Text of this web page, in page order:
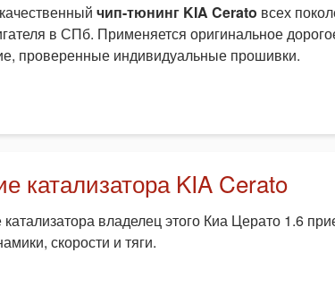
чип-тюнинг KIA Cerato всех
в СПб. Применяется оригинальное
проверенные индивидуальные прошивки.
катализатора KIA Cerato
владелец этого Киа Церато 1.6
скорости и тяги.